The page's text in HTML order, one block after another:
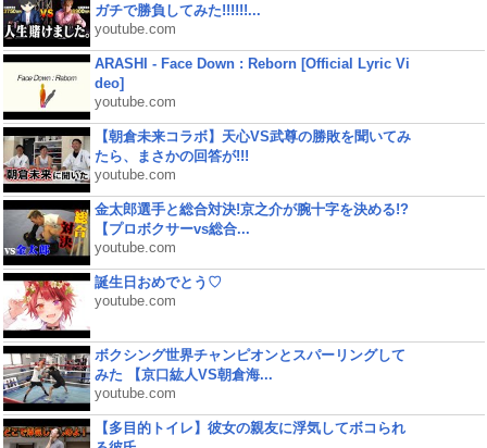
ガチで勝負してみた!!!!!!...
youtube.com
ARASHI - Face Down : Reborn [Official Lyric Vi
deo]
youtube.com
【朝倉未来コラボ】天心VS武尊の勝敗を聞いてみ
たら、まさかの回答が!!!
youtube.com
金太郎選手と総合対決!京之介が腕十字を決める!?
【プロボクサーvs総合...
youtube.com
誕生日おめでとう♡
youtube.com
ボクシング世界チャンピオンとスパーリングして
みた 【京口紘人VS朝倉海...
youtube.com
【多目的トイレ】彼女の親友に浮気してボコられ